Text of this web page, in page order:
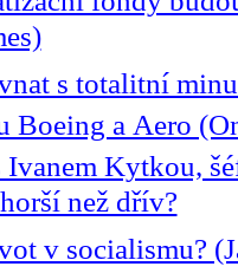
s totalitní
Boeing a Aero
Kytkou,
než dřív?
v socialismu?